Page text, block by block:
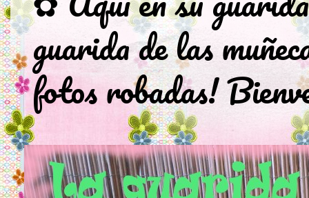
guarida de las
fotos robadas!